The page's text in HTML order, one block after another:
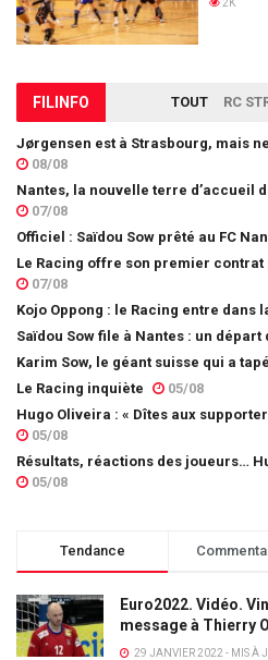
2K
FILINFO TOUT RC
Jørgensen est à Strasbourg, mais
08/08
Nantes, la nouvelle terre d’accueil
07/08
Officiel : Saïdou Sow prêté au FC
Le Racing offre son premier contrat
07/08
Kojo Oppong : le Racing entre dans
Saïdou Sow file à Nantes : un
Karim Sow, le géant suisse qui a
Le Racing inquiète
05/08
Hugo Oliveira : « Dîtes aux
05/08
05/08
Tendance
Euro2022. Vidéo.
message à Thierry
29 JANVIER 2022 - MIS À